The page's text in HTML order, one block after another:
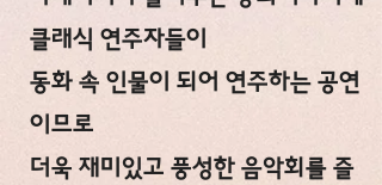
클래식 연주자들이
동화 속 인물이 되어 연주하는 공연
이므로
​더욱 재미있고 풍성한 음악회를 즐